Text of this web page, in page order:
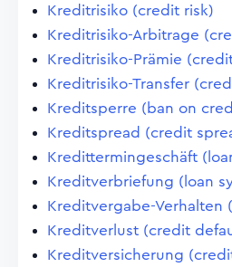
Kreditrisiko (credit risk)
Kreditrisiko-Arbitrage
Kreditrisiko-Prämie
Kreditrisiko-Transfer
Kreditsperre (ban on
Kreditspread (credit
Kredittermingeschäft
Kreditverbriefung (loan
Kreditvergabe-Verhalten
Kreditverlust (credit
Kreditversicherung